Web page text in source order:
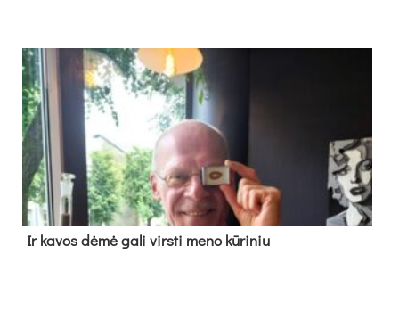
Ir ka­vos dė­mė ga­li virs­ti me­no kū­ri­niu